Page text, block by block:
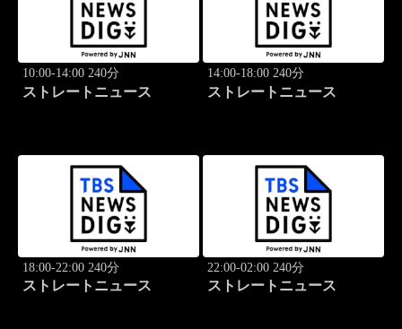
10:00-14:00 240分
ストレートニュース
14:00-18:00 240分
ストレートニュース
18:00-22:00 240分
ストレートニュース
22:00-02:00 240分
ストレートニュース